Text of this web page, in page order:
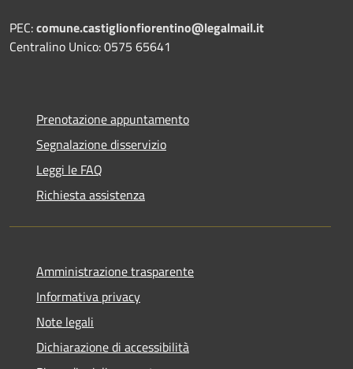
PEC:comune.castiglionfiorentino@legalmail.it
Centralino Unico: 0575 65641
Prenotazione appuntamento
Segnalazione disservizio
Leggi le FAQ
Richiesta assistenza
Amministrazione trasparente
Informativa privacy
Note legali
Dichiarazione di accessibilità